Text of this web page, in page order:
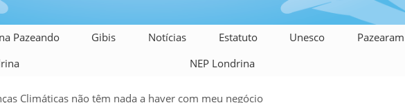
Pazeando Gibis Notícias Estatuto Unesco
Pazearam
NEP Londrina
Climáticas não têm nada a haver com meu negócio